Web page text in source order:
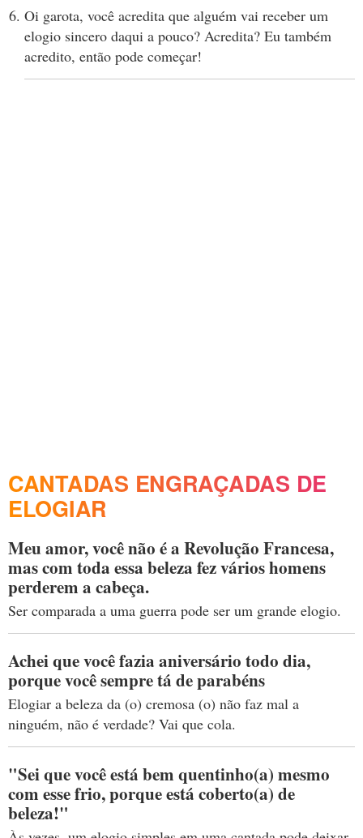
Oi garota, você acredita que alguém vai receber um
elogio sincero daqui a pouco? Acredita? Eu também
acredito, então pode começar!
CANTADAS ENGRAÇADAS DE
ELOGIAR
Meu amor, você não é a Revolução Francesa,
mas com toda essa beleza fez vários homens
perderem a cabeça.
Ser comparada a uma guerra pode ser um grande elogio.
Achei que você fazia aniversário todo dia,
porque você sempre tá de parabéns
Elogiar a beleza da (o) cremosa (o) não faz mal a
ninguém, não é verdade? Vai que cola.
"Sei que você está bem quentinho(a) mesmo
com esse frio, porque está coberto(a) de
beleza!"